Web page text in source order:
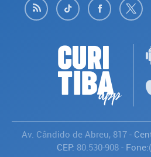
Av. Cândido de Abreu, 817-
CEP: 80.530-908- Fone: